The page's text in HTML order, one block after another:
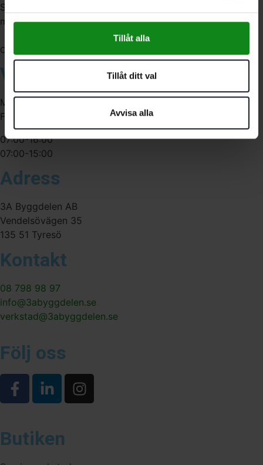
Tillåt alla
Tillåt ditt val
Avvisa alla
Sverige. Av oss får du professionell service av
medarbetare med gedigen erfarenhet.
Org. nr:
Våra öppettider
Måndag-Torsdag:
Fredag:
07:00-16:00
07:00-15:00
Adress
3A Byggdelen AB
Vendelsövägen 35
135 51 Tyresö
Kontakt
08 798 98 97
info@3abyggdelen.se
verkstad@3abyggdelen.se
Följ oss
Butiken